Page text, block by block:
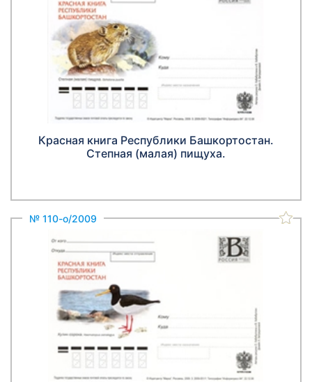
Красная книга Республики Башкортостан.
Степная (малая) пищуха.
№ 110-о/2009